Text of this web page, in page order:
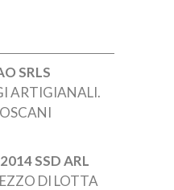
SRLS
ARTIGIANALI.
SSD ARL
DI LOTTA